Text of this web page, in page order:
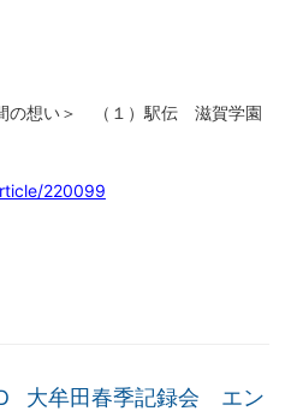
の想い＞ （１）駅伝 滋賀学園
220099
大牟田春季記録会 エン